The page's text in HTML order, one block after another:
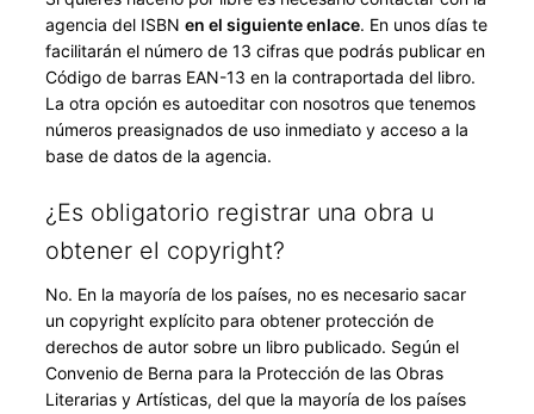
agencia del ISBN en el siguiente enlace. En unos días te
facilitarán el número de 13 cifras que podrás publicar en
Código de barras EAN-13 en la contraportada del libro.
La otra opción es autoeditar con nosotros que tenemos
números preasignados de uso inmediato y acceso a la
base de datos de la agencia.
¿Es obligatorio registrar una obra u
obtener el copyright?
No. En la mayoría de los países, no es necesario sacar
un copyright explícito para obtener protección de
derechos de autor sobre un libro publicado. Según el
Convenio de Berna para la Protección de las Obras
Literarias y Artísticas, del que la mayoría de los países